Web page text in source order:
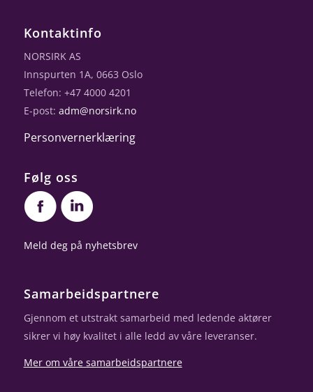
Kontaktinfo
NORSIRK AS
Innspurten 1A, 0663 Oslo
Telefon: +47 4000 4201
E-post: adm@norsirk.no
Personvernerklæring
Følg oss
Meld deg på nyhetsbrev
Samarbeidspartnere
Gjennom et utstrakt samarbeid med ledende aktører
sikrer vi høy kvalitet i alle ledd av våre leveranser.
Mer om våre samarbeidspartnere